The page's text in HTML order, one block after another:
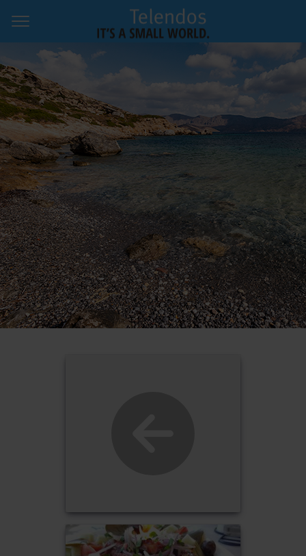
Startseite
Info & Geschichten
Fotos
Karte & Kontakt
Impressum
Twitter
Instagram